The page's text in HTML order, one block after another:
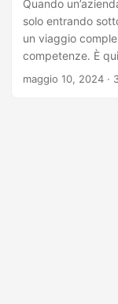
Quando
solo entrando
un viaggio
competenze. È
d’investimento,
maggio 10, 2024 ·